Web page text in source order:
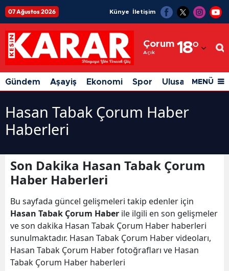
07 Ağustos 2026 Künye İletişim
Çorum
Açık 18°
Adıyaman
Afyonkarahisar
Ağrı
Amasya
Antalya
Artvin
Aydın
Balıkesir
Bilecik
Gündem Aşayiş Ekonomi Spor Ulusal Siyaset
MENÜ
Hasan Tabak Çorum Haber
Haberleri
Son Dakika Hasan Tabak Çorum
Haber Haberleri
Bu sayfada güncel gelişmeleri takip edenler için
Hasan Tabak Çorum Haber ile ilgili en son gelişmeler
ve son dakika Hasan Tabak Çorum Haber haberleri
sunulmaktadır. Hasan Tabak Çorum Haber videoları,
Hasan Tabak Çorum Haber fotoğrafları ve Hasan
Tabak Çorum Haber haberleri